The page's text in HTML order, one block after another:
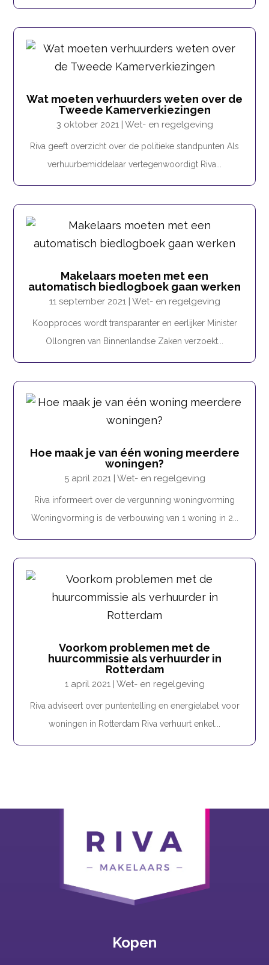
Wat moeten verhuurders weten over de
Tweede Kamerverkiezingen
3 oktober 2021 | Wet- en regelgeving
Riva geeft overzicht over de politieke standpunten Als
verhuurbemiddelaar vertegenwoordigt Riva...
Makelaars moeten met een
automatisch biedlogboek gaan werken
11 september 2021 | Wet- en regelgeving
Koopproces wordt transparanter en eerlijker Minister
Ollongren van Binnenlandse Zaken verzoekt...
Hoe maak je van één woning meerdere
woningen?
5 april 2021 | Wet- en regelgeving
Riva informeert over de vergunning woningvorming
Woningvorming is de verbouwing van 1 woning in 2...
Voorkom problemen met de
huurcommissie als verhuurder in
Rotterdam
1 april 2021 | Wet- en regelgeving
Riva adviseert over puntentelling en energielabel voor
woningen in Rotterdam Riva verhuurt enkel...
Kopen